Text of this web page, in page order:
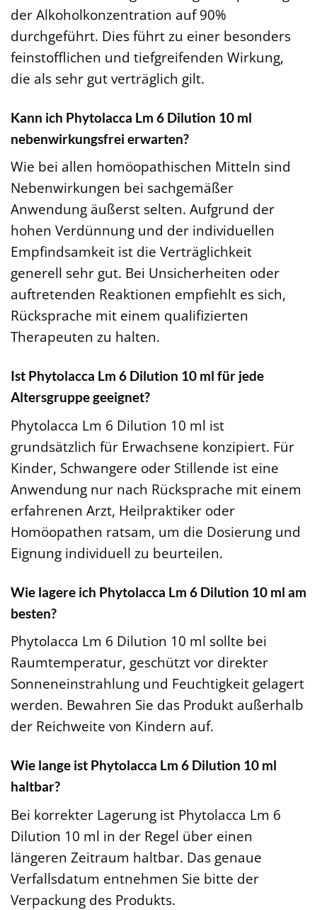
der Alkoholkonzentration auf 90%
durchgeführt. Dies führt zu einer besonders
feinstofflichen und tiefgreifenden Wirkung,
die als sehr gut verträglich gilt.
Kann ich Phytolacca Lm 6 Dilution 10 ml
nebenwirkungsfrei erwarten?
Wie bei allen homöopathischen Mitteln sind
Nebenwirkungen bei sachgemäßer
Anwendung äußerst selten. Aufgrund der
hohen Verdünnung und der individuellen
Empfindsamkeit ist die Verträglichkeit
generell sehr gut. Bei Unsicherheiten oder
auftretenden Reaktionen empfiehlt es sich,
Rücksprache mit einem qualifizierten
Therapeuten zu halten.
Ist Phytolacca Lm 6 Dilution 10 ml für jede
Altersgruppe geeignet?
Phytolacca Lm 6 Dilution 10 ml ist
grundsätzlich für Erwachsene konzipiert. Für
Kinder, Schwangere oder Stillende ist eine
Anwendung nur nach Rücksprache mit einem
erfahrenen Arzt, Heilpraktiker oder
Homöopathen ratsam, um die Dosierung und
Eignung individuell zu beurteilen.
Wie lagere ich Phytolacca Lm 6 Dilution 10 ml am
besten?
Phytolacca Lm 6 Dilution 10 ml sollte bei
Raumtemperatur, geschützt vor direkter
Sonneneinstrahlung und Feuchtigkeit gelagert
werden. Bewahren Sie das Produkt außerhalb
der Reichweite von Kindern auf.
Wie lange ist Phytolacca Lm 6 Dilution 10 ml
haltbar?
Bei korrekter Lagerung ist Phytolacca Lm 6
Dilution 10 ml in der Regel über einen
längeren Zeitraum haltbar. Das genaue
Verfallsdatum entnehmen Sie bitte der
Verpackung des Produkts.